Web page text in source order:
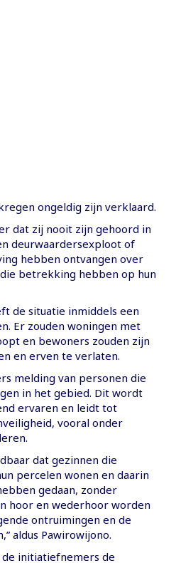
ongeldig zijn verklaard.
dat zij nooit zijn gehoord in
deurwaardersexploot of
hebben ontvangen over
betrekking hebben op hun
de situatie inmiddels een
Er zouden woningen met
en bewoners zouden zijn
en erven te verlaten.
melding van personen die
in het gebied. Dit wordt
ervaren en leidt tot
vooral onder
dat gezinnen die
percelen wonen en daarin
gedaan, zonder
hoor en wederhoor worden
ontruimingen en de
aldus Pawirowijono.
initiatiefnemers de